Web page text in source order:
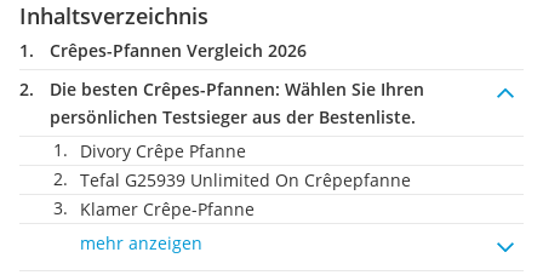
Inhaltsverzeichnis
Crêpes-Pfannen Vergleich 2026
Die besten Crêpes-Pfannen: Wählen Sie Ihren
persönlichen Testsieger aus der Bestenliste.
Divory Crêpe Pfanne
Tefal G25939 Unlimited On Crêpepfanne
Klamer Crêpe-Pfanne
mehr anzeigen